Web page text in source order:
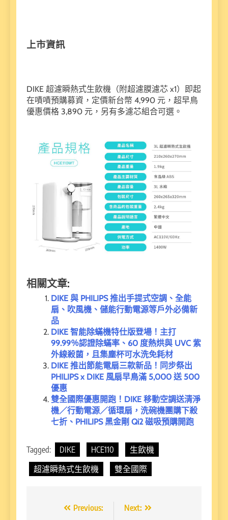
上市資訊
DIKE 超濾瞬熱式生飲機（附超濾膜濾芯 x1）即起
在嘖嘖預購募資，定價新台幣 4,990 元，超早鳥
優惠價格 3,890 元，另有多濾芯組合可選。
相關文章:
DIKE 與 PHILIPS 推出手提式空調、全能
扇、吹風機、儲能行動電源等戶外必備新
品
DIKE 智能除蟎機特仕版登場！主打
99.99％認證除蟎率、60 度熱烘與 UVC 紫
外線殺菌，且集塵杯可水洗免耗材
DIKE 推出節能電扇三款新品！同步祭出
PHILIPS x DIKE 風扇早鳥滿 5,000 送 500
優惠
雙全國際優惠開跑！DIKE 移動空調送清淨
機／行動電源／循環扇，洗碗機團購下殺
七折、PHILIPS 黑金剛 Qi2 磁吸預購開跑
Tagged: DIKE HCE110
生飲機
超濾瞬熱式生飲機
雙全國際
Previous:
Next: